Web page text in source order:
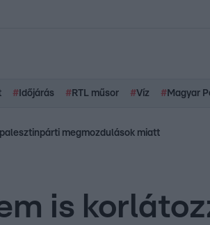
# Időjárás # RTL műsor #Víz # Magyar
megmozdulások miatt
is